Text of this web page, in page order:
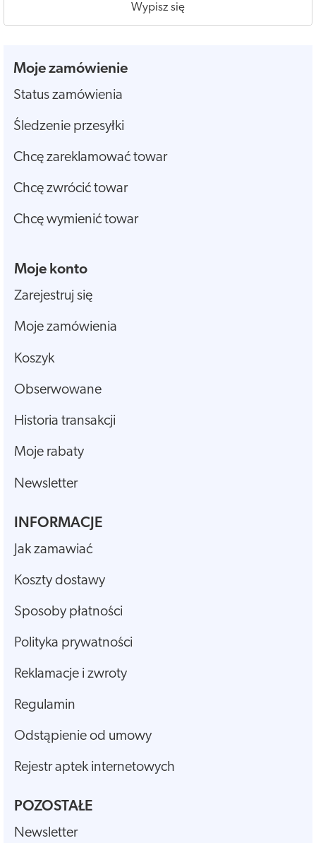
Wypisz się
Moje zamówienie
Status zamówienia
Śledzenie przesyłki
Chcę zareklamować towar
Chcę zwrócić towar
Chcę wymienić towar
Moje konto
Zarejestruj się
Moje zamówienia
Koszyk
Obserwowane
Historia transakcji
Moje rabaty
Newsletter
INFORMACJE
Jak zamawiać
Koszty dostawy
Sposoby płatności
Polityka prywatności
Reklamacje i zwroty
Regulamin
Odstąpienie od umowy
Rejestr aptek internetowych
POZOSTAŁE
Newsletter